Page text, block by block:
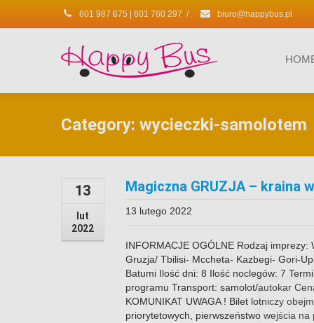
601 987 675 | 601 760 297 / biuro@happybus.pl
Category: wycieczki-samolotem
13
lut
2022
Magiczna GRUZJA – kraina
13 lutego 2022
INFORMACJE OGÓLNE Rodzaj
Gruzja/ Tbilisi- Mccheta- Kazbegi- Gori-
Batumi Ilość dni: 8 Ilość noclegów: 7
programu Transport: samolot/autokar
KOMUNIKAT UWAGA ! Bilet lotniczy
priorytetowych, pierwszeństwo wejścia